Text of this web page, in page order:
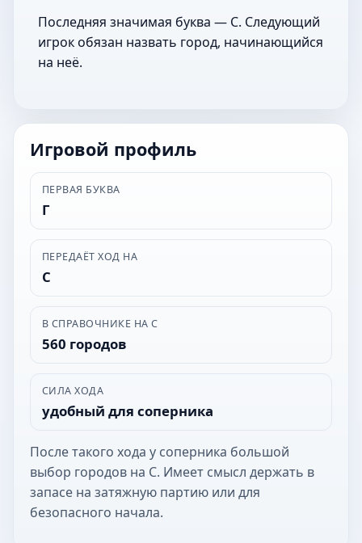
Последняя значимая буква — С. Следующий
игрок обязан назвать город, начинающийся
на неё.
Игровой профиль
ПЕРВАЯ БУКВА
Г
ПЕРЕДАЁТ ХОД НА
С
В СПРАВОЧНИКЕ НА С
560 городов
СИЛА ХОДА
удобный для соперника
После такого хода у соперника большой
выбор городов на С. Имеет смысл держать в
запасе на затяжную партию или для
безопасного начала.